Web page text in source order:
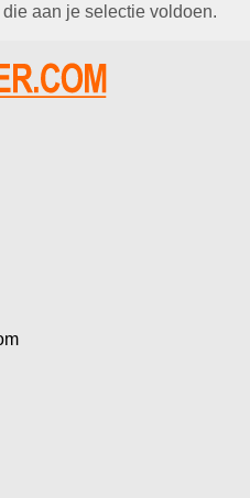
aan je selectie voldoen.